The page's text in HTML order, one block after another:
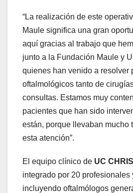
“La realización de este
Maule significa una gran
aquí gracias al trabajo que
junto a la Fundación Maule y
quienes han venido a resolver
oftalmológicos tanto de
consultas. Estamos muy
pacientes que han sido
están, porque llevaban mucho
esta atención”.
El equipo clínico de UC
integrado por 20 profesionales
incluyendo oftalmólogos